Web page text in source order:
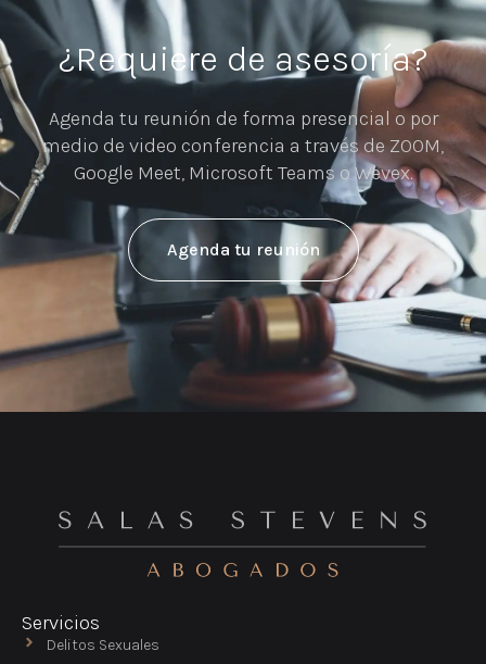
¿Requiere de asesoría?
Agenda tu reunión de forma presencial o por
medio de video conferencia a través de ZOOM,
Google Meet, Microsoft Teams o Wevex.
Agenda tu reunión
Servicios
Delitos Sexuales